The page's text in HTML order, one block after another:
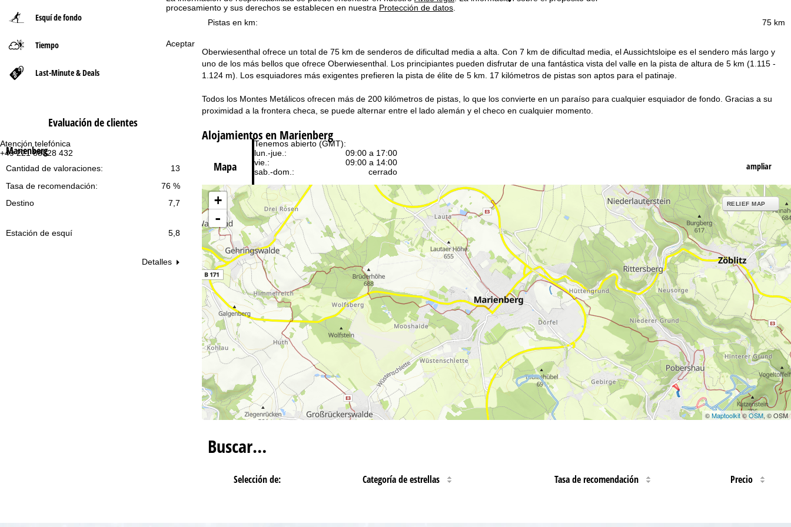
procesamiento y sus derechos se establecen en nuestra Protección de datos
Aceptar
Atención telefónica
+49 221 88828 432
Tenemos abierto (GMT):
lun.-jue.:
09:00 a 17:00
vie.:
09:00 a 14:00
sab.-dom.:
cerrado
Contáctenos
Ayuda
Esquí de fondo
Tiempo
Last-Minute & Deals
Evaluación de clientes
Marienberg
13
Cantidad de valoraciones:
76 %
Tasa de recomendación:
Destino
7,7
Estación de esquí 5,8
Detalles
n
p
n
c
i
a
l
75 km
Pistas en km:
Oberwiesenthal ofrece un total de 75 km de senderos de dificultad media a alta. Con 7 km de dificultad media, el Aussichtsloipe es el sendero más largo y
uno de los más bellos que ofrece Oberwiesenthal. Los principiantes pueden disfrutar de una fantástica vista del valle en la pista de altura de 5 km (1.115 -
1.124 m). Los esquiadores más exigentes prefieren la pista de élite de 5 km. 17 kilómetros de pistas son aptos para el patinaje.
Todos los Montes Metálicos ofrecen más de 200 kilómetros de pistas, lo que los convierte en un paraíso para cualquier esquiador de fondo. Gracias a su
proximidad a la frontera checa, se puede alternar entre el lado alemán y el checo en cualquier momento.
Alojamientos en Marienberg
Mapa ampliar
+
-
RELIEF MAP
©Maptoolkit©OSM, © OSM
Buscar…
Selección de: Categoría de estrellas Tasa de recomendación Precio